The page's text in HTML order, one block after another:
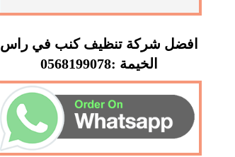
افضل شركة تنظيف كنب في راس
الخيمة :0568199078